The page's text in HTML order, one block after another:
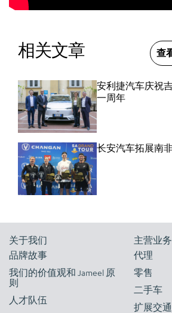
相关文章 查
安利捷汽车庆祝
一周年
长安汽车拓展南
关于我们
品牌故事
我们的价值观和 Jameel 原
则
人才队伍
主营业务
代理
零售
二手车
扩展交